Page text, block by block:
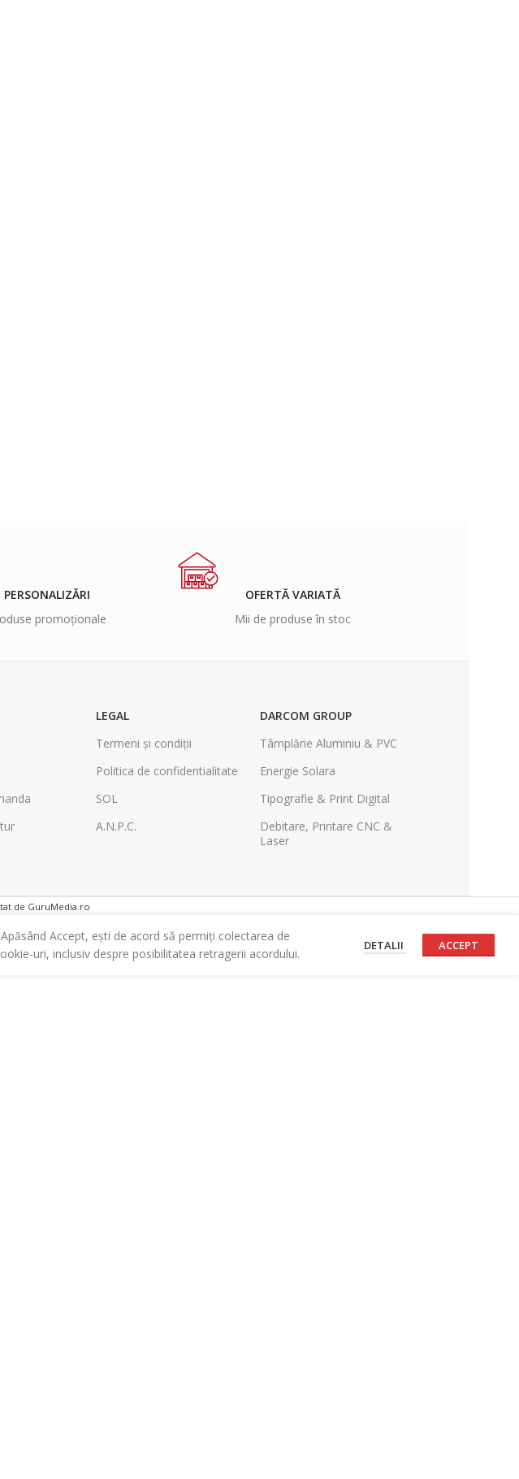
PERSONALIZĂRI
promoționale
OFERTĂ VARIATĂ
Mii de produse în stoc
LEGAL
Termeni și condiții
Politica de confidentialitate
SOL
A.N.P.C.
DARCOM GROUP
Tâmplărie Aluminiu & PVC
Energie Solara
Tipografie & Print Digital
Debitare, Printare CNC &
Laser
de GuruMedia.ro
Accept, ești de acord să permiți colectarea de
uri, inclusiv despre posibilitatea retragerii acordului.
DETALII ACCEPT